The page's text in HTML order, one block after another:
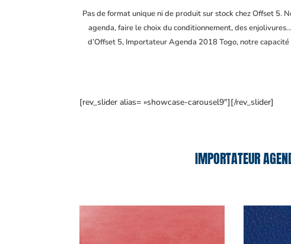
Pas de format unique ni de produit sur stock chez Offset 5.
agenda, faire le choix du conditionnement, des
d’Offset 5, Importateur Agenda 2018 Togo, notre
[rev_slider alias= »showcase-carousel9″][/rev_slider]
IMPORTATEUR